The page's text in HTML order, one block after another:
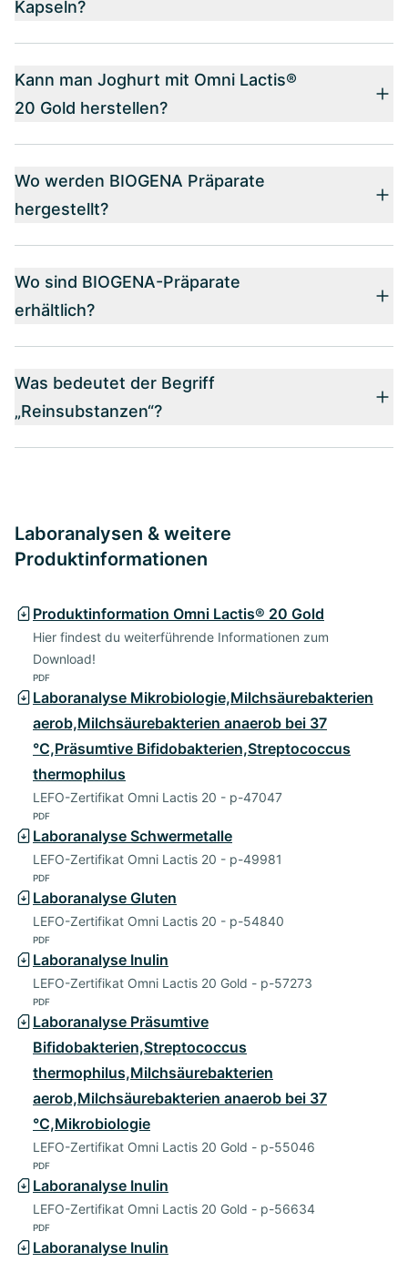
Kapseln?
Kann man Joghurt mit Omni Lactis®
20 Gold herstellen?
Wo werden BIOGENA Präparate
hergestellt?
Wo sind BIOGENA-Präparate
erhältlich?
Was bedeutet der Begriff
„Reinsubstanzen“?
Laboranalysen & weitere
Produktinformationen
Produktinformation Omni Lactis® 20 Gold
Hier findest du weiterführende Informationen zum
Download!
PDF
Laboranalyse Mikrobiologie,Milchsäurebakterien
aerob,Milchsäurebakterien anaerob bei 37
°C,Präsumtive Bifidobakterien,Streptococcus
thermophilus
LEFO-Zertifikat Omni Lactis 20 - p-47047
PDF
Laboranalyse Schwermetalle
LEFO-Zertifikat Omni Lactis 20 - p-49981
PDF
Laboranalyse Gluten
LEFO-Zertifikat Omni Lactis 20 - p-54840
PDF
Laboranalyse Inulin
LEFO-Zertifikat Omni Lactis 20 Gold - p-57273
PDF
Laboranalyse Präsumtive
Bifidobakterien,Streptococcus
thermophilus,Milchsäurebakterien
aerob,Milchsäurebakterien anaerob bei 37
°C,Mikrobiologie
LEFO-Zertifikat Omni Lactis 20 Gold - p-55046
PDF
Laboranalyse Inulin
LEFO-Zertifikat Omni Lactis 20 Gold - p-56634
PDF
Laboranalyse Inulin